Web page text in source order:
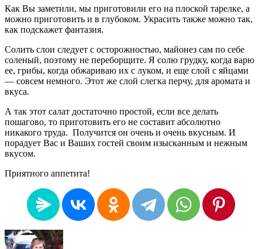
Как Вы заметили, мы приготовили его на плоской тарелке, а
можно приготовить и в глубоком. Украсить также можно так,
как подскажет фантазия.
Солить слои следует с осторожностью, майонез сам по себе
соленый, поэтому не переборщите. Я солю грудку, когда варю
ее, грибы, когда обжариваю их с луком, и еще слой с яйцами
— совсем немного. Этот же слой слегка перчу, для аромата и
вкуса.
А так этот салат достаточно простой, если все делать
пошагово, то приготовить его не составит абсолютно
никакого труда. Получится он очень и очень вкусным. И
порадует Вас и Ваших гостей своим изысканным и нежным
вкусом.
Приятного аппетита!